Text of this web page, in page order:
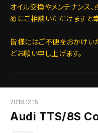
オイル交換やメンテナンス
めにご相談いただけますと幸
皆様にはご不便をおかけい
どお願い申し上げます。
2018.12.15
Audi TTS/8S